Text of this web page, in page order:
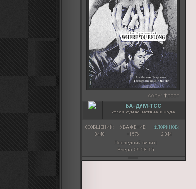
copy: фрост
БА-ДУМ-ТСС
когда сумасшествие в моде
СООБЩЕНИЙ:
3440
УВАЖЕНИЕ:
+1576
ФЛОРИНОВ:
2 044
Последний визит:
Вчера 09:58:15